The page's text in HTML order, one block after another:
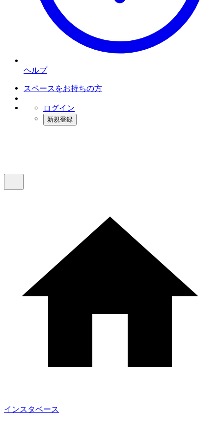
ヘルプ
スペースをお持ちの方
ログイン
新規登録
インスタベース